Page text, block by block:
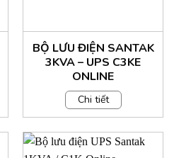
BỘ LƯU ĐIỆN SANTAK
3KVA – UPS C3KE
ONLINE
Chi tiết